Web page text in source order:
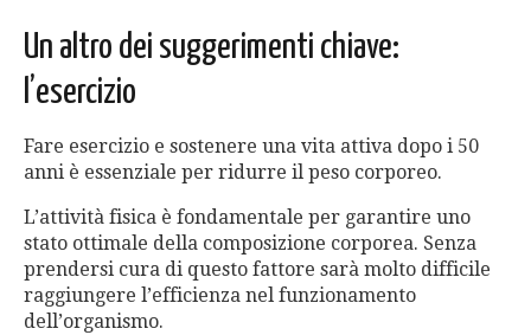
Un altro dei suggerimenti chiave:
l’esercizio
Fare esercizio e sostenere una vita attiva dopo i 50
anni è essenziale per ridurre il peso corporeo.
L’attività fisica è fondamentale per garantire uno
stato ottimale della composizione corporea. Senza
prendersi cura di questo fattore sarà molto difficile
raggiungere l’efficienza nel funzionamento
dell’organismo.